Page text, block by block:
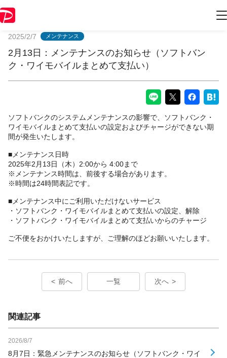
2025/2/7 メンテナンス
2月13日：メンテナンスのお知らせ（ソフトバン
ク・ワイモバイルまとめて支払い）
ソフトバンクのシステムメンテナンスの影響で、ソフトバンク・
ワイモバイルまとめて支払いの設定およびチャージができない期
間が発生いたします。
■メンテナンス日時
2025年2月13日（木）2:00から 4:00まで
※メンテナンス時間は、前後する場合があります。
※時間は24時間表記です。
■メンテナンス中にご利用いただけないサービス
・ソフトバンク・ワイモバイルまとめて支払いの設定、解除
・ソフトバンク・ワイモバイルまとめて支払いからのチャージ
ご不便をおかけいたしますが、ご理解のほどお願いいたします。
前へ 一覧 次へ
関連記事
2026/8/7
8月7日：緊急メンテナンスのお知らせ（ソフトバンク・ワイ